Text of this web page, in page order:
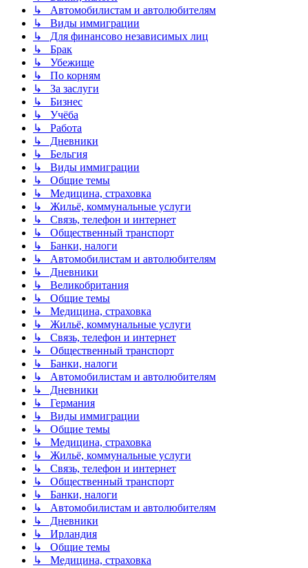
↳ Автомобилистам и автолюбителям
↳ Виды иммиграции
↳ Для финансово независимых лиц
↳ Брак
↳ Убежище
↳ По корням
↳ За заслуги
↳ Бизнес
↳ Учёба
↳ Работа
↳ Дневники
↳ Бельгия
↳ Виды иммиграции
↳ Общие темы
↳ Медицина, страховка
↳ Жильё, коммунальные услуги
↳ Связь, телефон и интернет
↳ Общественный транспорт
↳ Банки, налоги
↳ Автомобилистам и автолюбителям
↳ Дневники
↳ Великобритания
↳ Общие темы
↳ Медицина, страховка
↳ Жильё, коммунальные услуги
↳ Связь, телефон и интернет
↳ Общественный транспорт
↳ Банки, налоги
↳ Автомобилистам и автолюбителям
↳ Дневники
↳ Германия
↳ Виды иммиграции
↳ Общие темы
↳ Медицина, страховка
↳ Жильё, коммунальные услуги
↳ Связь, телефон и интернет
↳ Общественный транспорт
↳ Банки, налоги
↳ Автомобилистам и автолюбителям
↳ Дневники
↳ Ирландия
↳ Общие темы
↳ Медицина, страховка